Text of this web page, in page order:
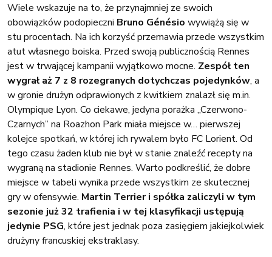
Wiele wskazuje na to, że przynajmniej ze swoich
obowiązków podopieczni Bruno Génésio wywiążą się w
stu procentach. Na ich korzyść przemawia przede wszystkim
atut własnego boiska. Przed swoją publicznością Rennes
jest w trwającej kampanii wyjątkowo mocne. Zespół ten
wygrał aż 7 z 8 rozegranych dotychczas pojedynków, a
w gronie drużyn odprawionych z kwitkiem znalazł się m.in.
Olympique Lyon. Co ciekawe, jedyna porażka „Czerwono-
Czarnych” na Roazhon Park miała miejsce w… pierwszej
kolejce spotkań, w której ich rywalem było FC Lorient. Od
tego czasu żaden klub nie był w stanie znaleźć recepty na
wygraną na stadionie Rennes. Warto podkreślić, że dobre
miejsce w tabeli wynika przede wszystkim ze skutecznej
gry w ofensywie. Martin Terrier i spółka zaliczyli w tym
sezonie już 32 trafienia i w tej klasyfikacji ustępują
jedynie PSG, które jest jednak poza zasięgiem jakiejkolwiek
drużyny francuskiej ekstraklasy.